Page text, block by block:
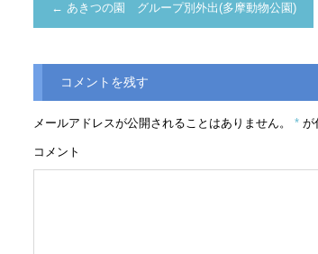
← あきつの園 グループ別外出(多摩動物公園)
コメントを残す
メールアドレスが公開されることはありません。 * が
コメント